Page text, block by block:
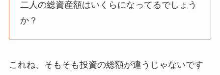
二人の総資産額はいくらになってるでしょう
か？
これね、そもそも投資の総額が違うじゃないです